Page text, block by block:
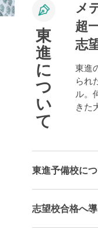
東
進
に
つ
い
て
メ
超
志
東進
られ
ル。
きた
東進予備校に
志望校合格へ